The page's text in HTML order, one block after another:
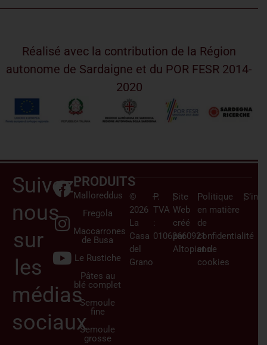
Réalisé avec la contribution de la Région
autonome de Sardaigne et du POR FESR 2014-
2020
Suivez-
nous
sur
les
médias
sociaux
PRODUITS
Malloreddus
Fregola
Maccarrones
de Busa
Le Rustiche
Pâtes au
blé complet
Semoule
fine
Semoule
grosse
©
2026
La
Casa
del
Grano
–
P.
TVA
:
01062660921
|Site
Web
créé
par
Altopiano
|Politique
en matière
de
confidentialité
et de
cookies
|